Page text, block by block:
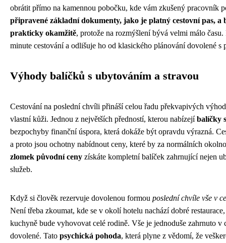
obrátit přímo na kamennou pobočku, kde vám zkušený pracovník
připravené základní dokumenty, jako je platný cestovní pas,
prakticky okamžitě, protože na rozmýšlení bývá velmi málo
minute cestování a odlišuje ho od klasického plánování dovolené s
Výhody balíčků s ubytováním a stravou
Cestování na poslední chvíli přináší celou řadu překvapivých
vlastní kůži. Jednou z největších předností, kterou nabízejíbalíčky
bezpochyby finanční úspora, která dokáže být opravdu výrazná.
a proto jsou ochotny nabídnout ceny, které by za normálních
zlomek původní ceny získáte kompletní balíček zahrnující nejen
služeb.
Když si člověk rezervuje dovolenou formou poslední chvíle vše v
Není třeba zkoumat, kde se v okolí hotelu nachází dobré
kuchyně bude vyhovovat celé rodině. Vše je jednoduše zahrnuto v
dovolené. Tato psychická pohoda, která plyne z vědomí, že